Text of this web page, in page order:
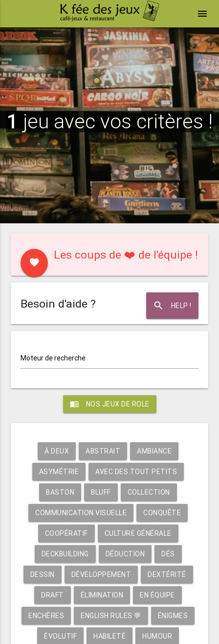
menu
1 jeu avec vos critères !
favorite
Les coups de ❤️ de l'équipe !
search HELP !
Besoin d'aide ?
Moteur de recherche
menu_book NOS JEUX DE ROLE
À DEUX ABSTRAIT AMBIANCE
ASYMÉTRIE AVEC DES TOUT PETITS
BASTON BLUFF COLLECTION
COMMUNICATION VISUELLE CONQUÊTE
COOPÉRATIF CULTURE GÉNÉRALE
DECKBUILDING DÉDUCTION DÉS
DESSIN DÉVELOPPEMENT DEXTÉRITÉ
DRAFT ÉLIMINATION EN ÉQUIPE
ENCHÈRES ENGLISH RULES 💬 ÉNIGMES
ÉVOLUTIF HABILETÉ HUMOUR